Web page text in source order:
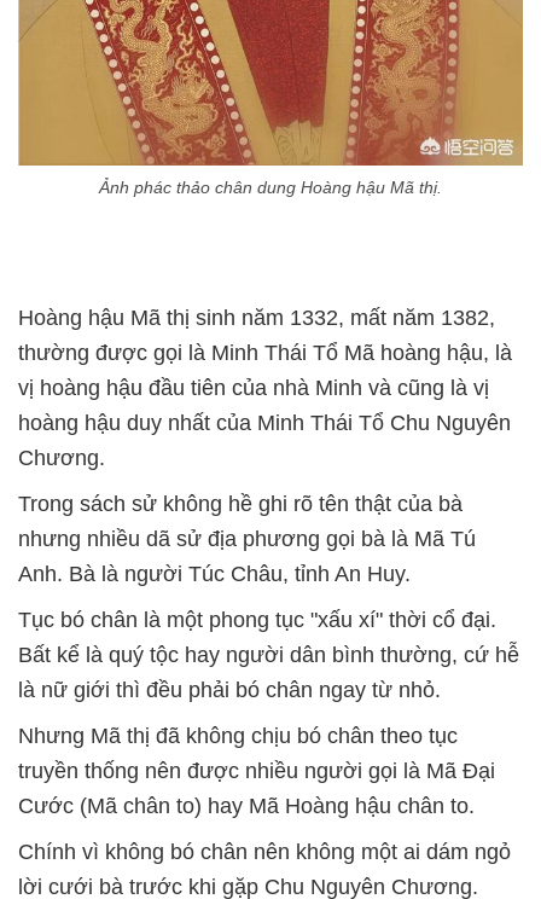
Ảnh phác thảo chân dung Hoàng hậu Mã thị.
Hoàng hậu Mã thị sinh năm 1332, mất năm 1382,
thường được gọi là Minh Thái Tổ Mã hoàng hậu, là
vị hoàng hậu đầu tiên của nhà Minh và cũng là vị
hoàng hậu duy nhất của Minh Thái Tổ Chu Nguyên
Chương.
Trong sách sử không hề ghi rõ tên thật của bà
nhưng nhiều dã sử địa phương gọi bà là Mã Tú
Anh. Bà là người Túc Châu, tỉnh An Huy.
Tục bó chân là một phong tục "xấu xí" thời cổ đại.
Bất kể là quý tộc hay người dân bình thường, cứ hễ
là nữ giới thì đều phải bó chân ngay từ nhỏ.
Nhưng Mã thị đã không chịu bó chân theo tục
truyền thống nên được nhiều người gọi là Mã Đại
Cước (Mã chân to) hay Mã Hoàng hậu chân to.
Chính vì không bó chân nên không một ai dám ngỏ
lời cưới bà trước khi gặp Chu Nguyên Chương.